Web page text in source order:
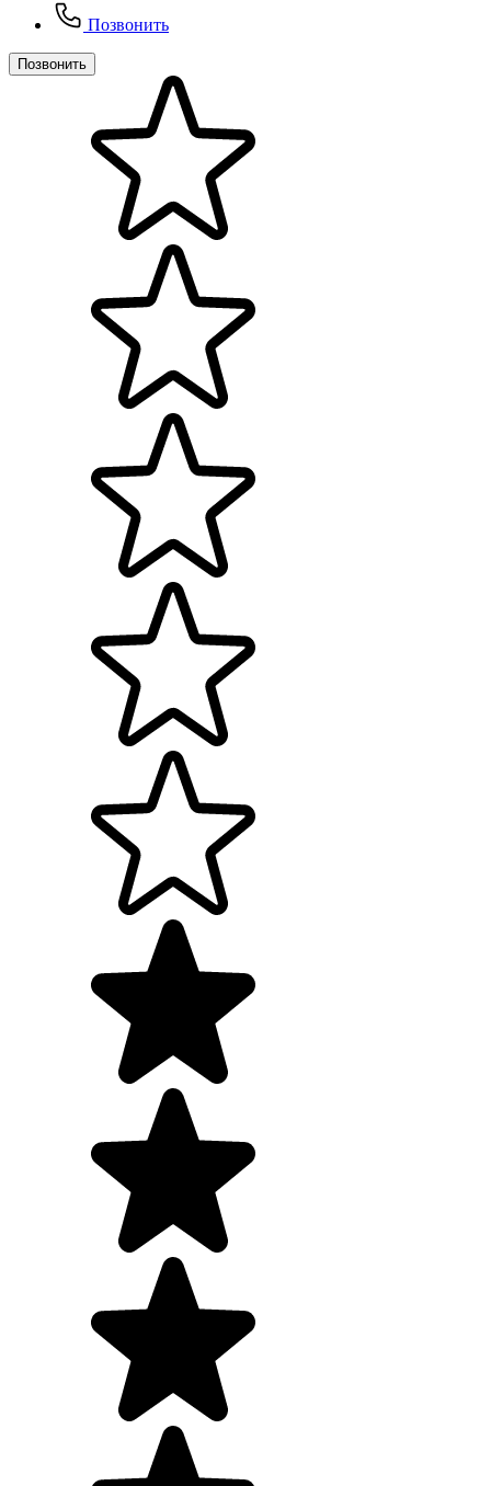
Позвонить
Позвонить